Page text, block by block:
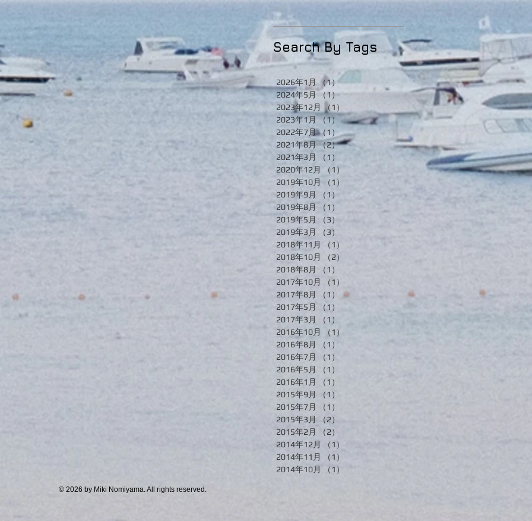
Search By Tags
2026年1月 （1）1件の記事
2024年5月
（1）1件の記事
2023年12月
（1）
2023年1月 （1）
1件の記事
2022年7月（1） 1件の記事
2021年8月（2）2件の記事
2021年3月
（1）
2020年12月
（1）
2019年10月
（1）
2019年9月
（1）
2019年8月
（1）
2019年5月
（3）
2019年3月
（3）
2018年11月
（1）
2018年10月
（2）
2018年8月
（1）
2017年10月
（1）
2017年8月
（1）
1件の記事
2017年5月
（1）
2017年3月
（1）
2016年10月
（1）
2016年8月
（1）
2016年7月
（1）
2016年5月
（1）
2016年1月
（1）
2015年9月
（1）
2015年7月
（1）
2015年3月
（2）
2015年2月
（2）
2014年12月
（1）
2014年11月
（1）
2014年10月
（1）
© 2026 by Miki Nomiyama. All rights reserved.